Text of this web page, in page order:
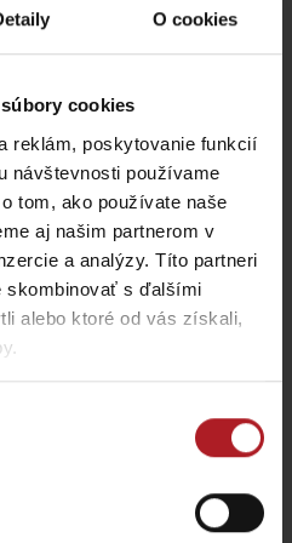
O cookies
cookies
reklám, poskytovanie funkcií
návštevnosti používame
tom, ako používate naše
aj našim partnerom v
a analýzy. Títo partneri
skombinovať s ďalšími
alebo ktoré od vás získali,
Reštaurácia a kaviareň
SMREK
Liptovská Osada